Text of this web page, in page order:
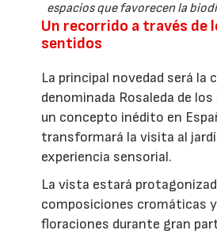
espacios que favorecen la
Un recorrido a través de
sentidos
La principal novedad será la
denominada Rosaleda de
un concepto inédito en
transformará la visita al
experiencia sensorial.
La vista estará
composiciones cromáticas
floraciones durante gran